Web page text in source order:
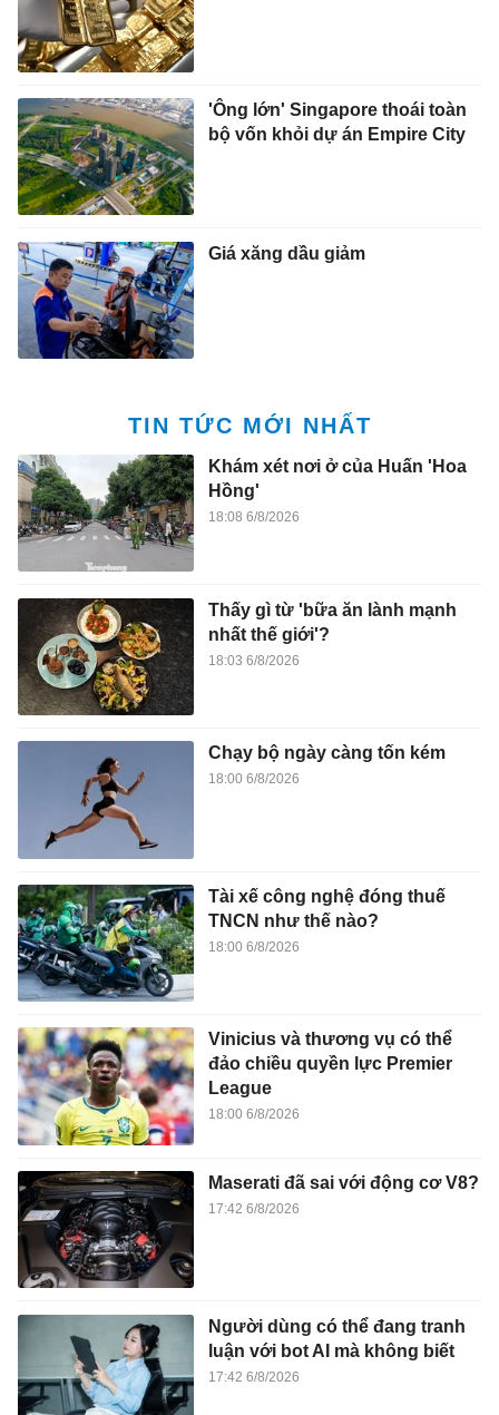
'Ông lớn' Singapore thoái toàn
bộ vốn khỏi dự án Empire City
Giá xăng dầu giảm
TIN TỨC MỚI NHẤT
Khám xét nơi ở của Huấn 'Hoa
Hồng'
18:08 6/8/2026
Thấy gì từ 'bữa ăn lành mạnh
nhất thế giới'?
18:03 6/8/2026
Chạy bộ ngày càng tốn kém
18:00 6/8/2026
Tài xế công nghệ đóng thuế
TNCN như thế nào?
18:00 6/8/2026
Vinicius và thương vụ có thể
đảo chiều quyền lực Premier
League
18:00 6/8/2026
Maserati đã sai với động cơ V8?
17:42 6/8/2026
Người dùng có thể đang tranh
luận với bot AI mà không biết
17:42 6/8/2026